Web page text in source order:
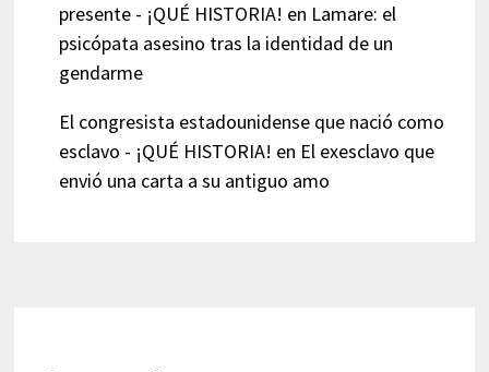
presente - ¡QUÉ HISTORIA! en Lamare: el
psicópata asesino tras la identidad de un
gendarme
El congresista estadounidense que nació como
esclavo - ¡QUÉ HISTORIA! en El exesclavo que
envió una carta a su antiguo amo